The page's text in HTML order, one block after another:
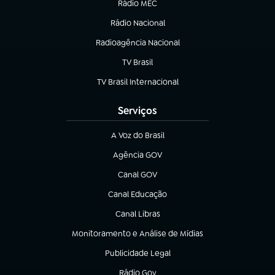
Rádio MEC
Rádio Nacional
(abre em nova aba)
Radioagência Nacional
(abre em nova aba)
TV Brasil
(abre em nova aba)
TV Brasil Internacional
(abre em nova aba)
Serviços
A Voz do Brasil
(abre em nova aba)
Agência GOV
(abre em nova aba)
Canal GOV
(abre em nova aba)
Canal Educação
(abre em nova aba)
Canal Libras
(abre em nova aba)
Monitoramento e Análise de Mídias
(abre em nova aba)
Publicidade Legal
(abre em nova aba)